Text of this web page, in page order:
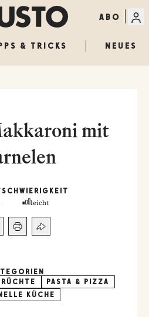
ABO
& TRICKS NEUES
mit
SCHWIERIGKEIT
leicht
PASTA & PIZZA
KÜCHE